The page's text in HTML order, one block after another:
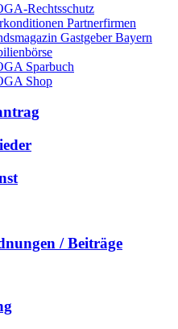
Rechtsschutz
Partnerfirmen
Gastgeber Bayern
Sparbuch
Shop
/ Beiträge